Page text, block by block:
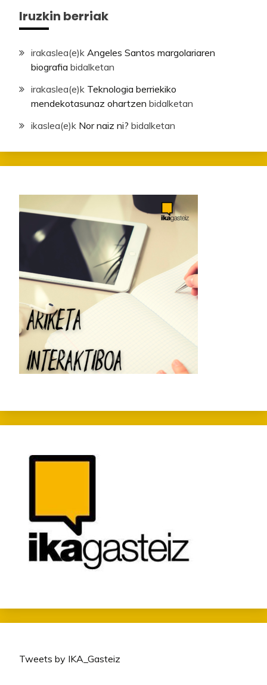
Iruzkin berriak
irakaslea(e)k Angeles Santos margolariaren
biografia bidalketan
irakaslea(e)k Teknologia berriekiko
mendekotasunaz ohartzen bidalketan
ikaslea(e)k Nor naiz ni? bidalketan
Tweets by IKA_Gasteiz